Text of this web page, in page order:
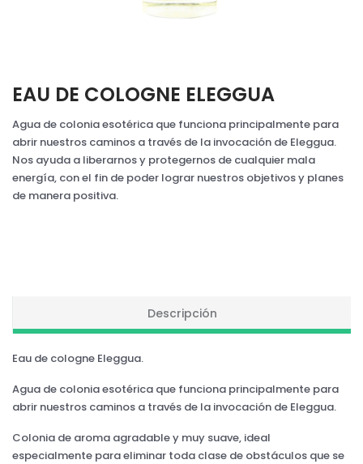
EAU DE COLOGNE ELEGGUA
Agua de colonia esotérica que funciona principalmente para
abrir nuestros caminos a través de la invocación de Eleggua.
Nos ayuda a liberarnos y protegernos de cualquier mala
energía, con el fin de poder lograr nuestros objetivos y planes
de manera positiva.
Descripción
Eau de cologne Eleggua.
Agua de colonia esotérica que funciona principalmente para
abrir nuestros caminos a través de la invocación de Eleggua.
Colonia de aroma agradable y muy suave, ideal
especialmente para eliminar toda clase de obstáculos que se